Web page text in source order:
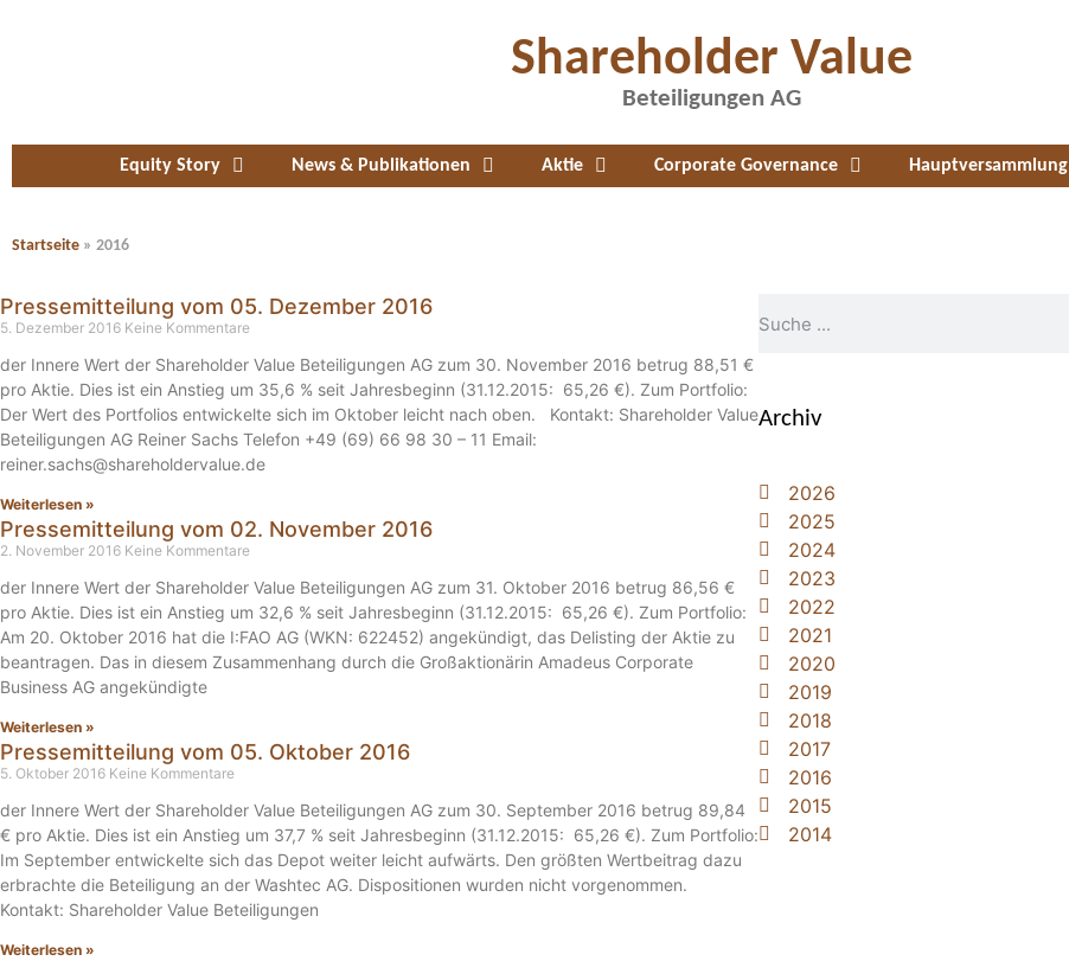
Shareholder Value
Beteiligungen AG
Equity Story News & Publikationen Aktie Corporate Governance Hauptversammlung
Startseite » 2016
Pressemitteilung vom 05. Dezember 2016
5. Dezember 2016 Keine Kommentare
der Innere Wert der Shareholder Value Beteiligungen AG zum 30. November 2016 betrug 88,51 €
pro Aktie. Dies ist ein Anstieg um 35,6 % seit Jahresbeginn (31.12.2015: 65,26 €). Zum Portfolio:
Der Wert des Portfolios entwickelte sich im Oktober leicht nach oben. Kontakt: Shareholder Value
Beteiligungen AG Reiner Sachs Telefon +49 (69) 66 98 30 – 11 Email:
reiner.sachs@shareholdervalue.de
Weiterlesen »
Pressemitteilung vom 02. November 2016
2. November 2016 Keine Kommentare
der Innere Wert der Shareholder Value Beteiligungen AG zum 31. Oktober 2016 betrug 86,56 €
pro Aktie. Dies ist ein Anstieg um 32,6 % seit Jahresbeginn (31.12.2015: 65,26 €). Zum Portfolio:
Am 20. Oktober 2016 hat die I:FAO AG (WKN: 622452) angekündigt, das Delisting der Aktie zu
beantragen. Das in diesem Zusammenhang durch die Großaktionärin Amadeus Corporate
Business AG angekündigte
Weiterlesen »
Pressemitteilung vom 05. Oktober 2016
5. Oktober 2016 Keine Kommentare
der Innere Wert der Shareholder Value Beteiligungen AG zum 30. September 2016 betrug 89,84
€ pro Aktie. Dies ist ein Anstieg um 37,7 % seit Jahresbeginn (31.12.2015: 65,26 €). Zum Portfolio:
Im September entwickelte sich das Depot weiter leicht aufwärts. Den größten Wertbeitrag dazu
erbrachte die Beteiligung an der Washtec AG. Dispositionen wurden nicht vorgenommen.
Kontakt: Shareholder Value Beteiligungen
Weiterlesen »
Archiv
2026
2025
2024
2023
2022
2021
2020
2019
2018
2017
2016
2015
2014